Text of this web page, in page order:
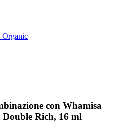
Organic
con Whamisa
Rich, 16 ml